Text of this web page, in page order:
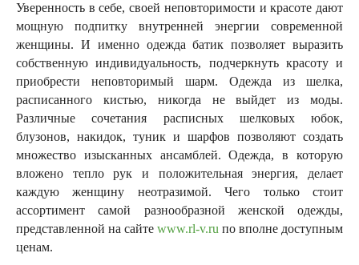
Уверенность в себе, своей неповторимости и красоте дают
мощную подпитку внутренней энергии современной
женщины. И именно одежда батик позволяет выразить
собственную индивидуальность, подчеркнуть красоту и
приобрести неповторимый шарм. Одежда из шелка,
расписанного кистью, никогда не выйдет из моды.
Различные сочетания расписных шелковых юбок,
блузонов, накидок, туник и шарфов позволяют создать
множество изысканных ансамблей. Одежда, в которую
вложено тепло рук и положительная энергия, делает
каждую женщину неотразимой. Чего только стоит
ассортимент самой разнообразной женской одежды,
представленной на сайте www.rl-v.ru по вполне доступным
ценам.